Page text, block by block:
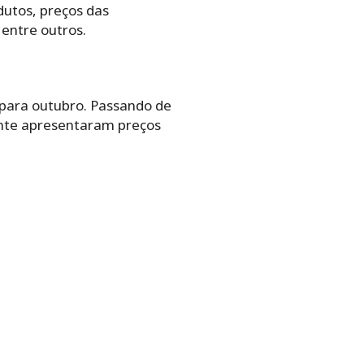
preços das
outros.
outubro. Passando de
apresentaram preços